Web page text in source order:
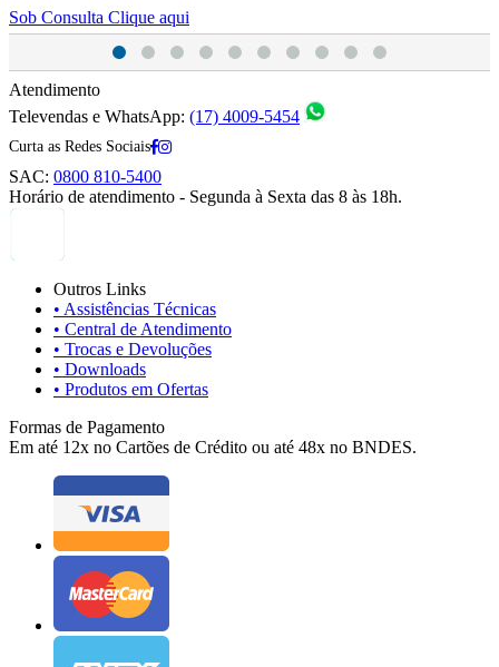
Sob Consulta Clique aqui
Atendimento
Televendas e WhatsApp: (17) 4009-5454
Curta as Redes Sociais
SAC: 0800 810-5400
Horário de atendimento - Segunda à Sexta das 8 às 18h.
Outros Links
• Assistências Técnicas
• Central de Atendimento
• Trocas e Devoluções
• Downloads
• Produtos em Ofertas
Formas de Pagamento
Em até 12x no Cartões de Crédito ou até 48x no BNDES.